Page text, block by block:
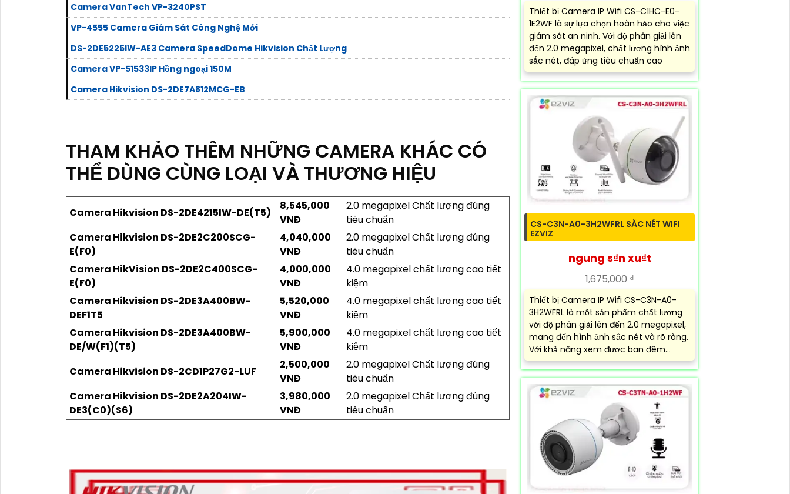
Camera VanTech VP-3240PST
VP-4555 Camera Giám Sát Công Nghệ Mới
DS-2DE5225IW-AE3 Camera SpeedDome Hikvision Chất Lượng
Camera VP-51533IP Hồng ngoại 150M
Camera Hikvision DS-2DE7A812MCG-EB
THAM KHẢO THÊM NHỮNG CAMERA KHÁC CÓ
THỂ DÙNG CÙNG LOẠI VÀ THƯƠNG HIỆU
Camera Hikvision DS-2DE4215IW-DE(T5)
8,545,000
VNĐ
2.0 megapixel Chất lượng đúng
tiêu chuẩn
Camera Hikvision DS-2DE2C200SCG-
E(F0)
4,040,000
VNĐ
2.0 megapixel Chất lượng đúng
tiêu chuẩn
Camera HikVision DS-2DE2C400SCG-
E(F0)
4,000,000
VNĐ
4.0 megapixel chất lượng cao tiết
kiệm
Camera Hikvision DS-2DE3A400BW-
DEF1T5
5,520,000
VNĐ
4.0 megapixel chất lượng cao tiết
kiệm
Camera Hikvision DS-2DE3A400BW-
DE/W(F1)(T5)
5,900,000
VNĐ
4.0 megapixel chất lượng cao tiết
kiệm
Camera Hikvision DS-2CD1P27G2-LUF
2,500,000
VNĐ
2.0 megapixel Chất lượng đúng
tiêu chuẩn
Camera Hikvision DS-2DE2A204IW-
DE3(C0)(S6)
3,980,000
VNĐ
2.0 megapixel Chất lượng đúng
tiêu chuẩn
Thiết bị Camera IP Wifi CS-C1HC-E0-
1E2WF là sự lựa chọn hoàn hảo cho việc
giám sát an ninh. Với độ phân giải lên
đến 2.0 megapixel, chất lượng hình ảnh
sắc nét, đáp ứng tiêu chuẩn cao
CS-C3N-A0-3H2WFRL SẮC NÉT WIFI
EZVIZ
ngung s₫n xu₫t
1,675,000 ₫
Thiết bị Camera IP Wifi CS-C3N-A0-
3H2WFRL là một sản phẩm chất lượng
với độ phân giải lên đến 2.0 megapixel,
mang đến hình ảnh sắc nét và rõ ràng.
Với khả năng xem được ban đêm...